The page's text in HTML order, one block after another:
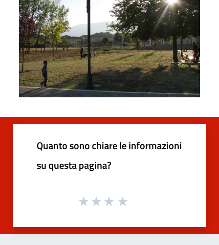
Quanto sono chiare le informazioni
su questa pagina?